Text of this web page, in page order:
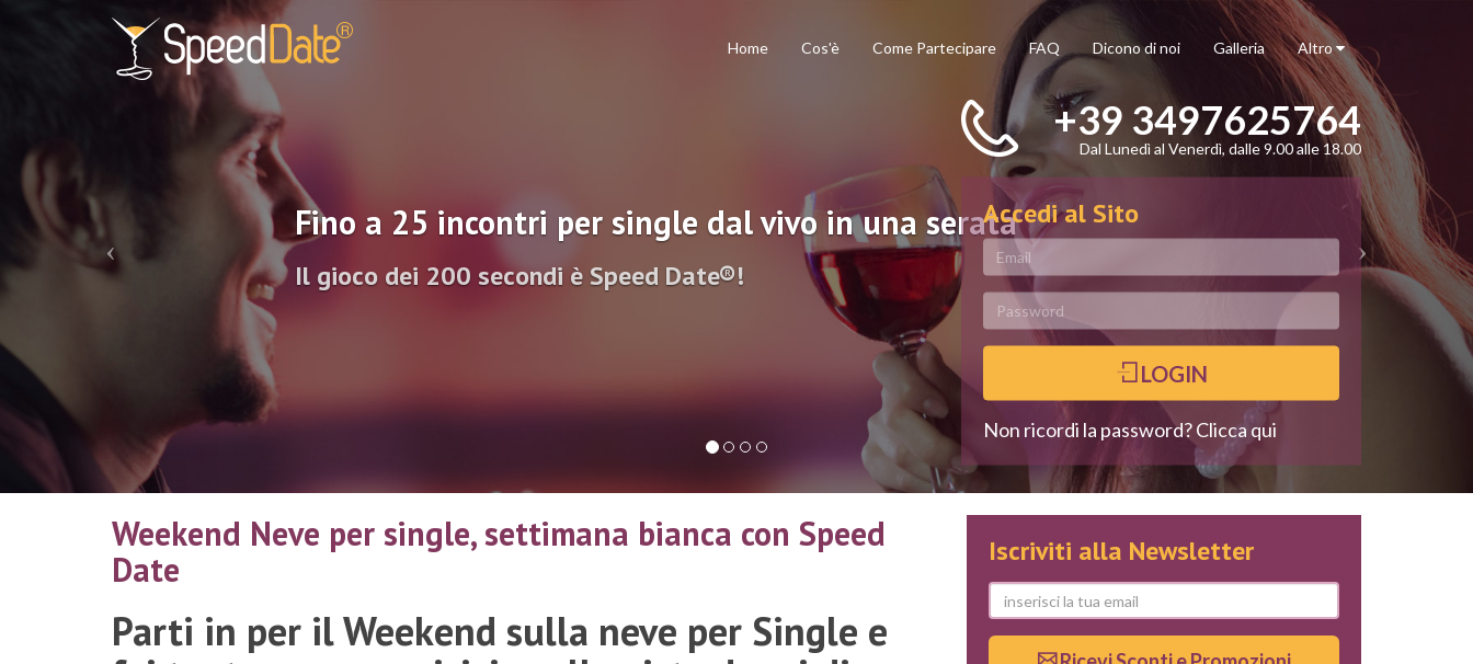
Home Cos'è Come Partecipare FAQ Dicono di noi Galleria Altro
Fino a 25 incontri per single dal vivo in una serata
Il gioco dei 200 secondi è Speed Date®!
+39 3497625764
Dal Lunedì al Venerdì, dalle 9.00 alle 18.00
Accedi al Sito
LOGIN
Non ricordi la password? Clicca qui
Weekend Neve per single, settimana bianca con Speed
Date
Parti in per il Weekend sulla neve per Single e
Iscriviti alla Newsletter